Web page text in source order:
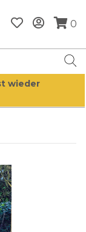
0
wieder